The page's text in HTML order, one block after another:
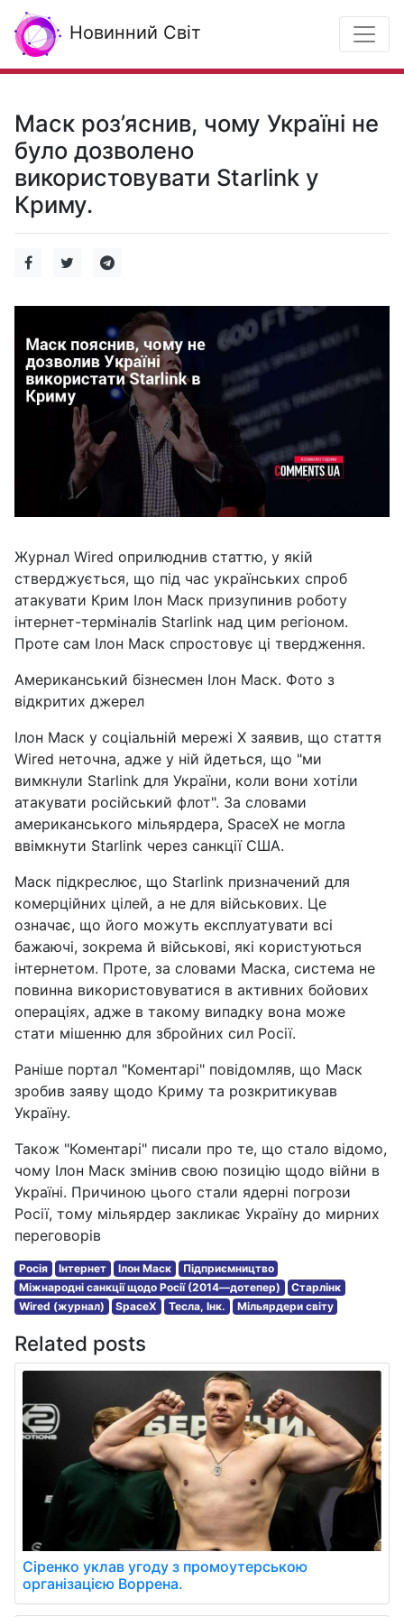
Новинний Світ
Маск роз’яснив, чому Україні не
було дозволено
використовувати Starlink у
Криму.
Журнал Wired оприлюднив статтю, у якій
стверджується, що під час українських спроб
атакувати Крим Ілон Маск призупинив роботу
інтернет-терміналів Starlink над цим регіоном.
Проте сам Ілон Маск спростовує ці твердження.
Американський бізнесмен Ілон Маск. Фото з
відкритих джерел
Ілон Маск у соціальній мережі X заявив, що стаття
Wired неточна, адже у ній йдеться, що "ми
вимкнули Starlink для України, коли вони хотіли
атакувати російський флот". За словами
американського мільярдера, SpaceX не могла
ввімкнути Starlink через санкції США.
Маск підкреслює, що Starlink призначений для
комерційних цілей, а не для військових. Це
означає, що його можуть експлуатувати всі
бажаючі, зокрема й військові, які користуються
інтернетом. Проте, за словами Маска, система не
повинна використовуватися в активних бойових
операціях, адже в такому випадку вона може
стати мішенню для збройних сил Росії.
Раніше портал "Коментарі" повідомляв, що Маск
зробив заяву щодо Криму та розкритикував
Україну.
Також "Коментарі" писали про те, що стало відомо,
чому Ілон Маск змінив свою позицію щодо війни в
Україні. Причиною цього стали ядерні погрози
Росії, тому мільярдер закликає Україну до мирних
переговорів
Росія Інтернет Ілон Маск
Підприємництво
Міжнародні санкції щодо Росії (2014—дотепер)
Старлінк
Wired (журнал)
SpaceX Тесла, Інк. Мільярдери світу
Related posts
Сіренко уклав угоду з промоутерською
організацією Воррена.